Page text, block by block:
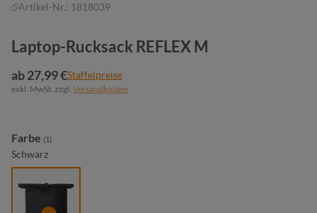
Artikel-Nr.: 1818039
Laptop-Rucksack REFLEX M
ab 27,99 €Staffelpreise
exkl. MwSt. zzgl. Versandkosten
Farbe auswählen
(1)
Schwarz